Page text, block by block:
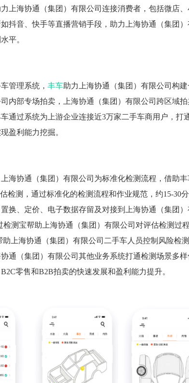
上海协通（集团）有限公司连接消费者，包括微店
抖音、快手等直播营销手段，助力上海协通（集团
平。
管理系统， 丰车助力上海协通（集团）有限公司构
内部专场拍卖，上海协通（集团）有限公司跨区域
通过系统为上游企业连接近3万家二手车商用户，打
盈利能力挖掘。
海协通（集团）有限公司为标准化检测流程，借助
检测，通过标准化的检测流程和作业规范，约15-30
换、定价、电子数据存留及对接到上海协通（集团）
检测宝帮助上海协通（集团）有限公司对评估检测过
助上海协通（集团）有限公司二手车人员控制风险检
通（集团）有限公司其他业务系统打通检测场景多
零售和B2B拍卖的快速发展和盈利能力提升。